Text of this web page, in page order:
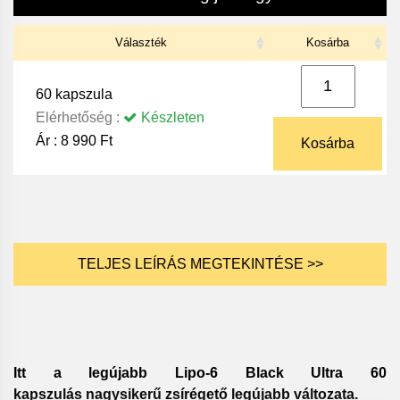
Választék Kosárba
60 kapszula
Elérhetőség :
Készleten
Ár : 8 990 Ft Kosárba
TELJES LEÍRÁS MEGTEKINTÉSE >>
Itt a legújabb Lipo-6 Black Ultra 60
kapszulás nagysikerű zsírégető legújabb változata.